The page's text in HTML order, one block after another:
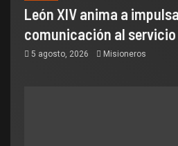
León XIV anima a
comunicación al
5 agosto, 2026 Misioneros